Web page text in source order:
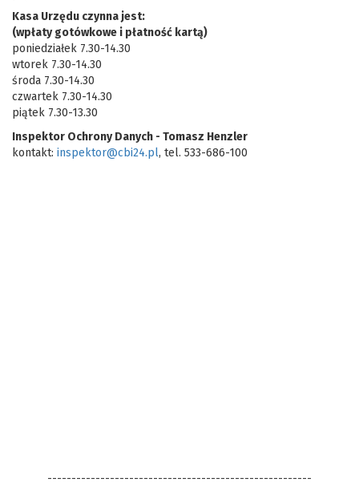
Kasa Urzędu czynna jest:
(wpłaty gotówkowe i płatność kartą)
poniedziałek 7.30-14.30
wtorek 7.30-14.30
środa 7.30-14.30
czwartek 7.30-14.30
piątek 7.30-13.30
Inspektor Ochrony Danych - Tomasz Henzler
kontakt: inspektor@cbi24.pl, tel. 533-686-100
-------------------------------------------------------